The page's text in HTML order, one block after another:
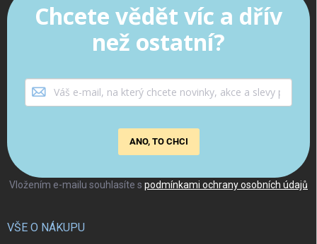
Vložením e-mailu souhlasíte s podmínkami ochrany osobních údajů
Chcete vědět víc a dřív
než ostatní?
ANO, TO CHCI
VŠE O NÁKUPU